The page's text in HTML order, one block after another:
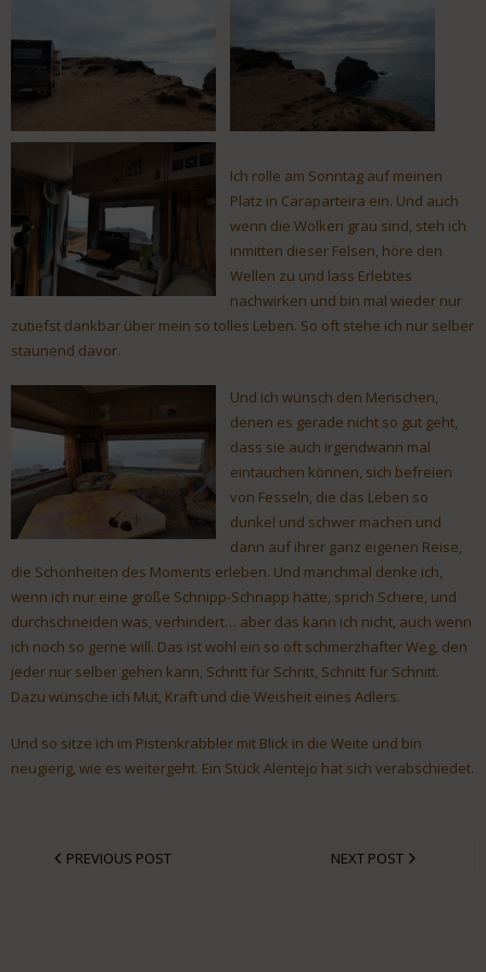
Ich rolle am Sonntag auf meinen
Platz in Caraparteira ein. Und auch
wenn die Wolken grau sind, steh ich
inmitten dieser Felsen, höre den
Wellen zu und lass Erlebtes
nachwirken und bin mal wieder nur
zutiefst dankbar über mein so tolles Leben. So oft stehe ich nur selber
staunend davor.
Und ich wünsch den Menschen,
denen es gerade nicht so gut geht,
dass sie auch irgendwann mal
eintauchen können, sich befreien
von Fesseln, die das Leben so
dunkel und schwer machen und
dann auf ihrer ganz eigenen Reise,
die Schönheiten des Moments erleben. Und manchmal denke ich,
wenn ich nur eine große Schnipp-Schnapp hätte, sprich Schere, und
durchschneiden was, verhindert… aber das kann ich nicht, auch wenn
ich noch so gerne will. Das ist wohl ein so oft schmerzhafter Weg, den
jeder nur selber gehen kann, Schritt für Schritt, Schnitt für Schnitt.
Dazu wünsche ich Mut, Kraft und die Weisheit eines Adlers.
Und so sitze ich im Pistenkrabbler mit Blick in die Weite und bin
neugierig, wie es weitergeht. Ein Stück Alentejo hat sich verabschiedet.
PREVIOUS POST NEXT POST